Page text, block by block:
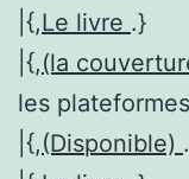
|{,Le livre .}
|{,(la
les
|{,(Disponible)